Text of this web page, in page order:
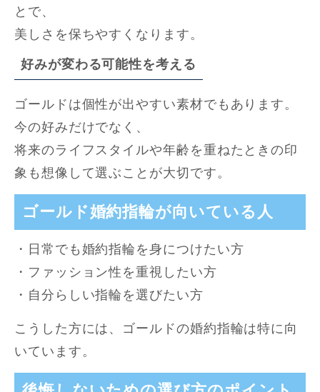
とで、
美しさを保ちやすくなります。
好みが変わる可能性を考える
ゴールドは個性が出やすい素材でもあります。
今の好みだけでなく、
将来のライフスタイルや年齢を重ねたときの印
象も想像して選ぶことが大切です。
ゴールド婚約指輪が向いている人
・日常でも婚約指輪を身につけたい方
・ファッション性を重視したい方
・自分らしい指輪を選びたい方
こうした方には、ゴールドの婚約指輪は特に向
いています。